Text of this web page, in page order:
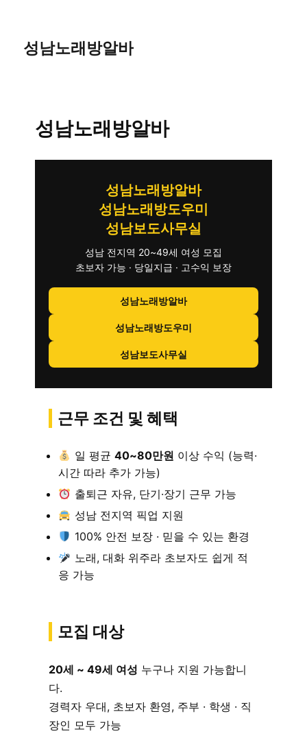
성남노래방알바
성남노래방알바
성남노래방알바
성남노래방도우미
성남보도사무실
성남 전지역 20~49세 여성 모집
초보자 가능 · 당일지급 · 고수익 보장
성남노래방알바
성남노래방도우미
성남보도사무실
근무 조건 및 혜택
일 평균 40~80만원 이상 수익 (능력·
시간 따라 추가 가능)
출퇴근 자유, 단기·장기 근무 가능
성남 전지역 픽업 지원
100% 안전 보장 · 믿을 수 있는 환경
노래, 대화 위주라 초보자도 쉽게 적
응 가능
모집 대상
20세 ~ 49세 여성 누구나 지원 가능합니
다.
경력자 우대, 초보자 환영, 주부 · 학생 · 직
장인 모두 가능